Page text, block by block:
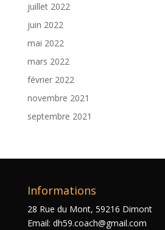
juillet 2022
juin 2022
mai 2022
mars 2022
février 2022
novembre 2021
septembre 2021
Informations
28 Rue du Mont, 59216 Dimont
Email: dh59.coach@gmail.com